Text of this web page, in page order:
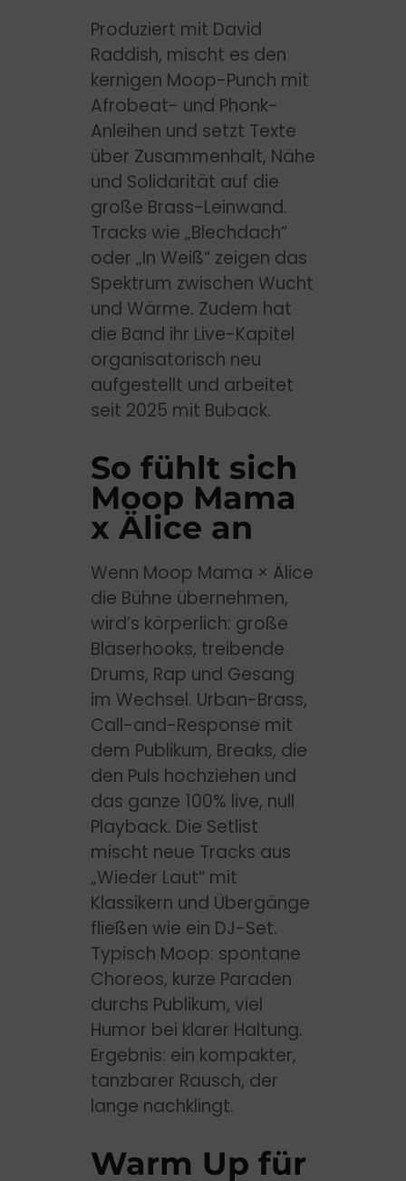
Produziert mit David
Raddish, mischt es den
kernigen Moop-Punch mit
Afrobeat- und Phonk-
Anleihen und setzt Texte
über Zusammenhalt, Nähe
und Solidarität auf die
große Brass-Leinwand.
Tracks wie „Blechdach“
oder „In Weiß“ zeigen das
Spektrum zwischen Wucht
und Wärme. Zudem hat
die Band ihr Live-Kapitel
organisatorisch neu
aufgestellt und arbeitet
seit 2025 mit Buback.
So fühlt sich
Moop Mama
x Älice an
Wenn Moop Mama × Älice
die Bühne übernehmen,
wird’s körperlich: große
Bläserhooks, treibende
Drums, Rap und Gesang
im Wechsel. Urban-Brass,
Call-and-Response mit
dem Publikum, Breaks, die
den Puls hochziehen und
das ganze 100% live, null
Playback. Die Setlist
mischt neue Tracks aus
„Wieder Laut“ mit
Klassikern und Übergänge
fließen wie ein DJ-Set.
Typisch Moop: spontane
Choreos, kurze Paraden
durchs Publikum, viel
Humor bei klarer Haltung.
Ergebnis: ein kompakter,
tanzbarer Rausch, der
lange nachklingt.
Warm Up für